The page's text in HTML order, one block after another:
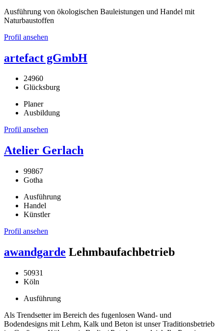
Ausführung von ökologischen Bauleistungen und Handel mit
Naturbaustoffen
Profil ansehen
artefact gGmbH
24960
Glücksburg
Planer
Ausbildung
Profil ansehen
Atelier Gerlach
99867
Gotha
Ausführung
Handel
Künstler
Profil ansehen
awandgarde Lehmbaufachbetrieb
50931
Köln
Ausführung
Als Trendsetter im Bereich des fugenlosen Wand- und
Bodendesigns mit Lehm, Kalk und Beton ist unser Traditionsbetrieb